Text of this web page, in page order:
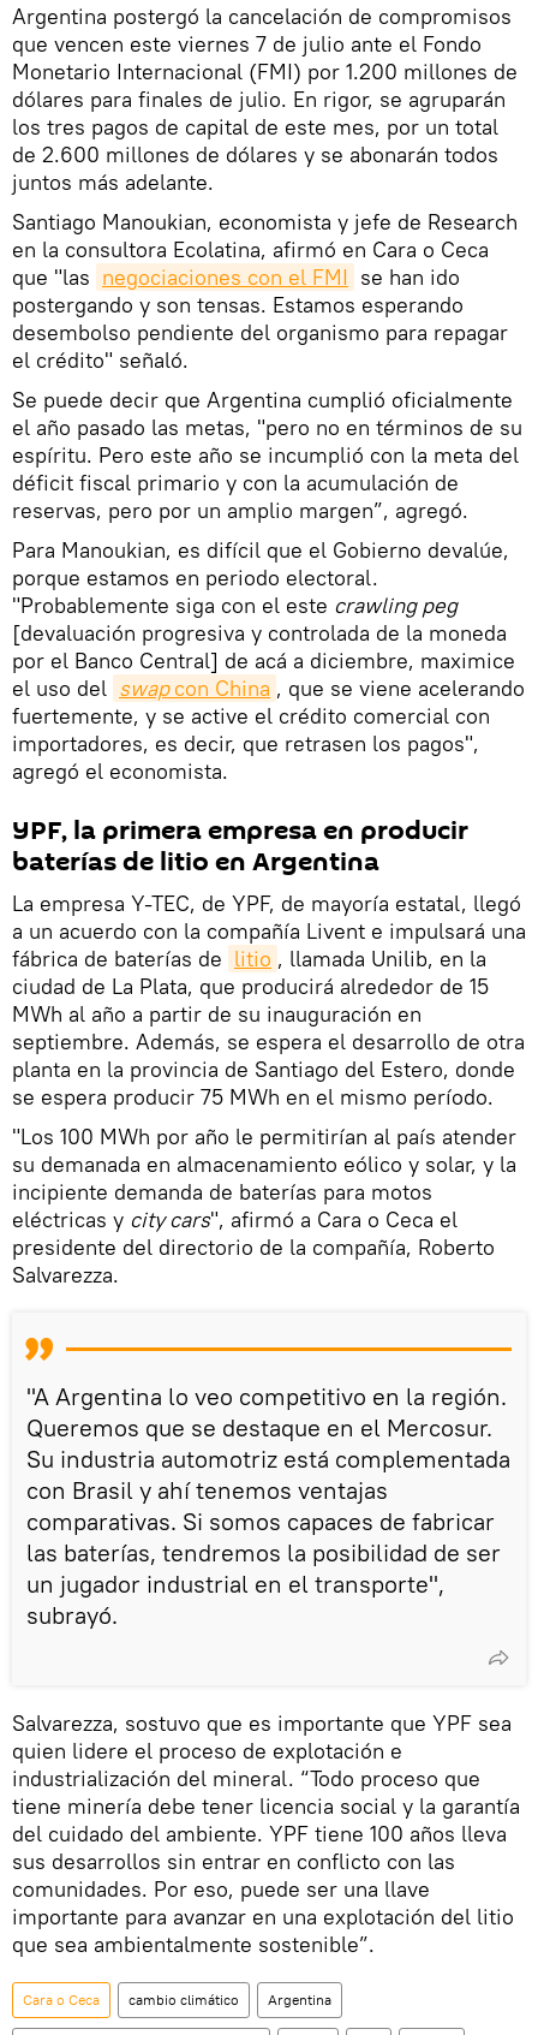
Argentina postergó la cancelación de compromisos
que vencen este viernes 7 de julio ante el Fondo
Monetario Internacional (FMI) por 1.200 millones de
dólares para finales de julio. En rigor, se agruparán
los tres pagos de capital de este mes, por un total
de 2.600 millones de dólares y se abonarán todos
juntos más adelante.
Santiago Manoukian, economista y jefe de Research
en la consultora Ecolatina, afirmó en Cara o Ceca
que "las negociaciones con el FMI se han ido
postergando y son tensas. Estamos esperando
desembolso pendiente del organismo para repagar
el crédito" señaló.
Se puede decir que Argentina cumplió oficialmente
el año pasado las metas, "pero no en términos de su
espíritu. Pero este año se incumplió con la meta del
déficit fiscal primario y con la acumulación de
reservas, pero por un amplio margen”, agregó.
Para Manoukian, es difícil que el Gobierno devalúe,
porque estamos en periodo electoral.
"Probablemente siga con el este crawling peg
[devaluación progresiva y controlada de la moneda
por el Banco Central] de acá a diciembre, maximice
el uso del swap con China , que se viene acelerando
fuertemente, y se active el crédito comercial con
importadores, es decir, que retrasen los pagos",
agregó el economista.
YPF, la primera empresa en producir
baterías de litio en Argentina
La empresa Y-TEC, de YPF, de mayoría estatal, llegó
a un acuerdo con la compañía Livent e impulsará una
fábrica de baterías de litio , llamada Unilib, en la
ciudad de La Plata, que producirá alrededor de 15
MWh al año a partir de su inauguración en
septiembre. Además, se espera el desarrollo de otra
planta en la provincia de Santiago del Estero, donde
se espera producir 75 MWh en el mismo período.
"Los 100 MWh por año le permitirían al país atender
su demanada en almacenamiento eólico y solar, y la
incipiente demanda de baterías para motos
eléctricas y city cars", afirmó a Cara o Ceca el
presidente del directorio de la compañía, Roberto
Salvarezza.
"A Argentina lo veo competitivo en la región.
Queremos que se destaque en el Mercosur.
Su industria automotriz está complementada
con Brasil y ahí tenemos ventajas
comparativas. Si somos capaces de fabricar
las baterías, tendremos la posibilidad de ser
un jugador industrial en el transporte",
subrayó.
Salvarezza, sostuvo que es importante que YPF sea
quien lidere el proceso de explotación e
industrialización del mineral. “Todo proceso que
tiene minería debe tener licencia social y la garantía
del cuidado del ambiente. YPF tiene 100 años lleva
sus desarrollos sin entrar en conflicto con las
comunidades. Por eso, puede ser una llave
importante para avanzar en una explotación del litio
que sea ambientalmente sostenible”.
Cara o Ceca cambio climático Argentina